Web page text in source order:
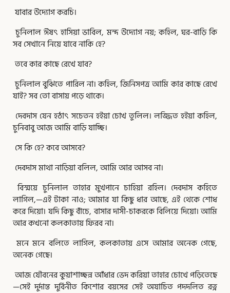
যাবার উদ্যোগ করচি।
চুনিলাল ঈষৎ হাসিয়া ভাবিল, মন্দ উদ্যোগ নয়; কহিল, ঘর-বাড়ি কি
সব সেখানে নিয়ে যাবে নাকি হে?
তবে কার কাছে রেখে যাব?
চুনিলাল বুঝিতে পারিল না। কহিল, জিনিসপত্র আমি কার কাছে রেখে
যাই? সব তো বাসায় পড়ে থাকে।
দেবদাস যেন হঠাৎ সচেতন হইয়া চোখ তুলিল। লজ্জিত হইয়া কহিল,
চুনিবাবু আজ আমি বাড়ি যাচ্ছি।
সে কি হে? কবে আসবে?
দেবদাস মাথা নাড়িয়া বলিল, আমি আর আসব না।
বিস্ময়ে চুনিলাল তাহার মুখপানে চাহিয়া রহিল। দেবদাস কহিতে
লাগিল,—এই টাকা নাও; আমার যা কিছু ধার আছে, এই থেকে শোধ
করে দিয়ো। যদি কিছু বাঁচে, বাসার দাসী-চাকরকে বিলিয়ে দিয়ো। আমি
আর কখনো কলকাতায় ফিরব না।
মনে মনে বলিতে লাগিল, কলকাতায় এসে আমার অনেক গেছে,
অনেক গেছে।
আজ যৌবনের কুয়াশাচ্ছন্ন আঁধার ভেদ করিয়া তাহার চোখে পড়িতেছে
—সেই দুর্দান্ত দুর্বিনীত কিশোর বয়সের সেই অযাচিত পদদলিত রত্ন